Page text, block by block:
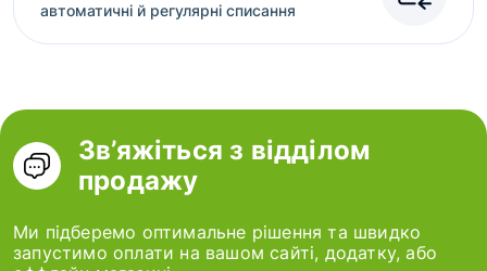
автоматичні й регулярні списання
Зв’яжіться з відділом
продажу
Ми підберемо оптимальне рішення та швидко
запустимо оплати на вашом сайті, додатку, або